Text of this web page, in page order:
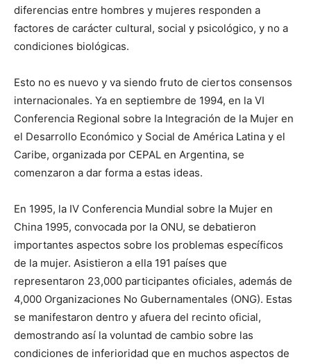
diferencias entre hombres y mujeres responden a
factores de carácter cultural, social y psicológico, y no a
condiciones biológicas.
Esto no es nuevo y va siendo fruto de ciertos consensos
internacionales. Ya en septiembre de 1994, en la VI
Conferencia Regional sobre la Integración de la Mujer en
el Desarrollo Económico y Social de América Latina y el
Caribe, organizada por CEPAL en Argentina, se
comenzaron a dar forma a estas ideas.
En 1995, la IV Conferencia Mundial sobre la Mujer en
China 1995, convocada por la ONU, se debatieron
importantes aspectos sobre los problemas específicos
de la mujer. Asistieron a ella 191 países que
representaron 23,000 participantes oficiales, además de
4,000 Organizaciones No Gubernamentales (ONG). Estas
se manifestaron dentro y afuera del recinto oficial,
demostrando así la voluntad de cambio sobre las
condiciones de inferioridad que en muchos aspectos de